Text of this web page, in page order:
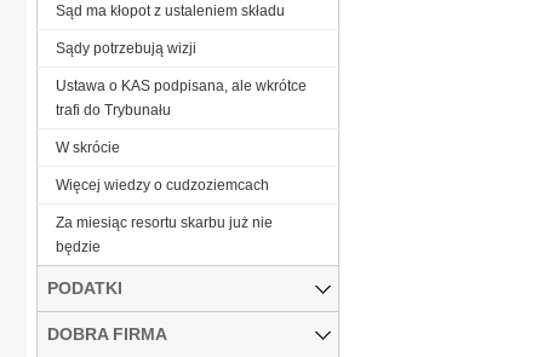
Sąd ma kłopot z ustaleniem składu
Sądy potrzebują wizji
Ustawa o KAS podpisana, ale wkrótce
trafi do Trybunału
W skrócie
Więcej wiedzy o cudzoziemcach
Za miesiąc resortu skarbu już nie
będzie
PODATKI
DOBRA FIRMA